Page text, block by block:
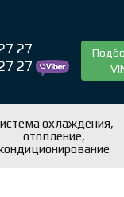
27
27
охлаждения,
отопление,